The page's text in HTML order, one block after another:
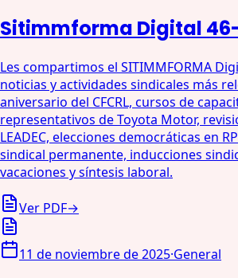
Sitimmforma Digital
Les compartimos el SITIMMFORMA
noticias y actividades sindicales más
aniversario del CFCRL, cursos de
representativos de Toyota Motor,
LEADEC, elecciones democráticas en
sindical permanente, inducciones
vacaciones y síntesis laboral.
Ver PDF→
11 de noviembre de 2025·General